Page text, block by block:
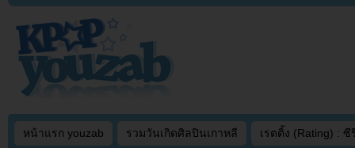
หน้าแรก youzab รวมวันเกิดศิลปินเกาหลี เรตติ้ง (Rating) : ซี